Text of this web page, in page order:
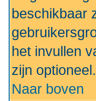
beschikbaar
het invullen
zijn
Naar boven